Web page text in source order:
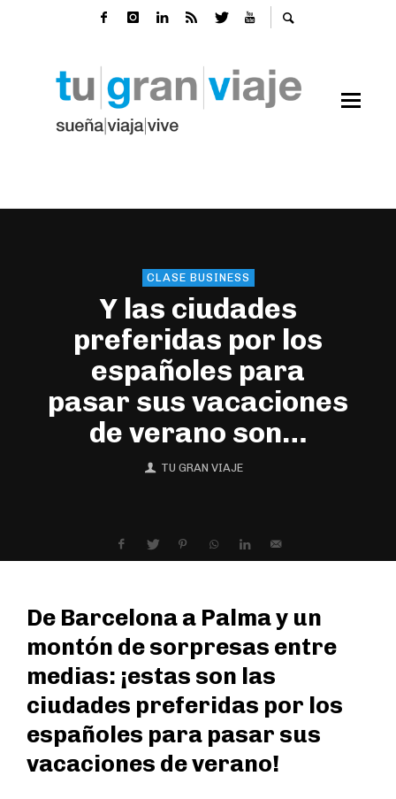
CLASE BUSINESS
Y las ciudades
preferidas por los
españoles para
pasar sus vacaciones
de verano son…
TU GRAN VIAJE
De Barcelona a Palma y un
montón de sorpresas entre
medias: ¡estas son las
ciudades preferidas por los
españoles para pasar sus
vacaciones de verano!